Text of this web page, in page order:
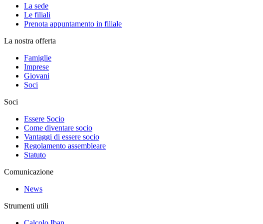
La sede
Le filiali
Prenota appuntamento in filiale
La nostra offerta
Famiglie
Imprese
Giovani
Soci
Soci
Essere Socio
Come diventare socio
Vantaggi di essere socio
Regolamento assembleare
Statuto
Comunicazione
News
Strumenti utili